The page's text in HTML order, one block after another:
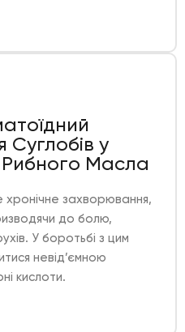
Суглобів у
Рибного Масла
захворювання,
до болю,
У боротьбі з цим
невід’ємною
кислоти.